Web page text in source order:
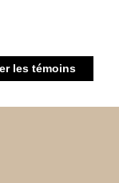
les témoins